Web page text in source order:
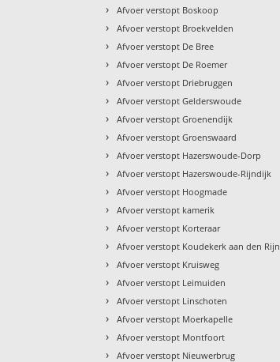
› Afvoer verstopt Boskoop
› Afvoer verstopt Broekvelden
› Afvoer verstopt De Bree
› Afvoer verstopt De Roemer
› Afvoer verstopt Driebruggen
› Afvoer verstopt Gelderswoude
› Afvoer verstopt Groenendijk
› Afvoer verstopt Groenswaard
› Afvoer verstopt Hazerswoude-Dorp
› Afvoer verstopt Hazerswoude-Rijndijk
› Afvoer verstopt Hoogmade
› Afvoer verstopt kamerik
› Afvoer verstopt Korteraar
› Afvoer verstopt Koudekerk aan den Rijn
› Afvoer verstopt Kruisweg
› Afvoer verstopt Leimuiden
› Afvoer verstopt Linschoten
› Afvoer verstopt Moerkapelle
› Afvoer verstopt Montfoort
› Afvoer verstopt Nieuwerbrug